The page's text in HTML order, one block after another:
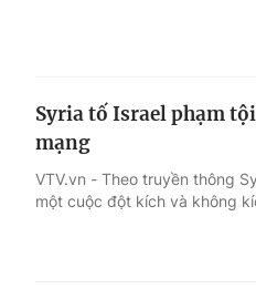
Syria tố Israel phạm
mạng
VTV.vn - Theo truyền thông
một cuộc đột kích và không